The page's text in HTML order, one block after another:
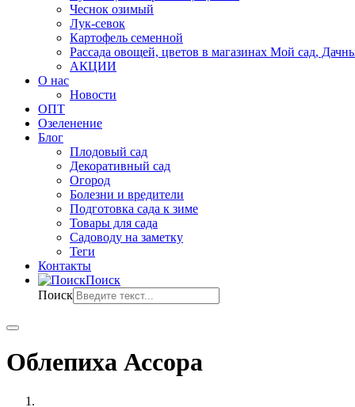
Чеснок озимый
Лук-севок
Картофель семенной
Рассада овощей, цветов в магазинах Мой сад,
АКЦИИ
О нас
Новости
ОПТ
Озеленение
Блог
Плодовый сад
Декоративный сад
Огород
Болезни и вредители
Подготовка сада к зиме
Товары для сада
Садоводу на заметку
Теги
Контакты
Поиск
Поиск
Облепиха Ассора